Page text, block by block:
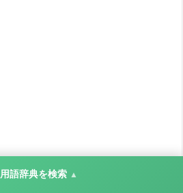
用語辞典を検索 ▲